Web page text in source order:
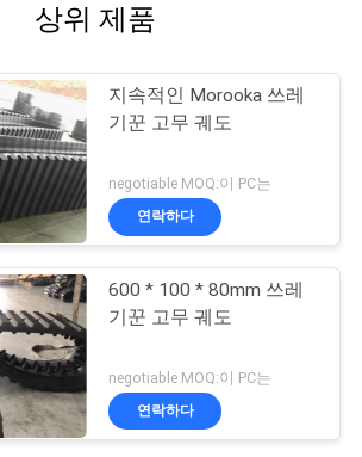
상위 제품
지속적인 Morooka 쓰레
기꾼 고무 궤도
negotiable MOQ:이 PC는
연락하다
600 * 100 * 80mm 쓰레
기꾼 고무 궤도
negotiable MOQ:이 PC는
연락하다